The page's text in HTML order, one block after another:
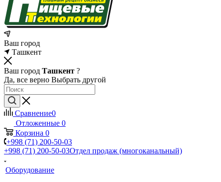
Ваш город
Ташкент
Ваш город Ташкент ?
Да, все верно Выбрать другой
Сравнение0
Отложенные 0
Корзина 0
+998 (71) 200-50-03
+998 (71) 200-50-03Отдел продаж (многоканальный)
Оборудование